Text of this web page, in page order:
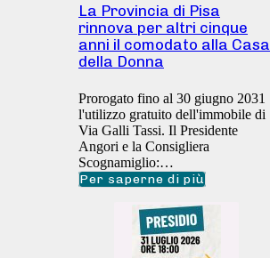
La Provincia di Pisa
rinnova per altri cinque
anni il comodato alla Casa
della Donna
Prorogato fino al 30 giugno 2031
l'utilizzo gratuito dell'immobile di
Via Galli Tassi. Il Presidente
Angori e la Consigliera
Scognamiglio:…
Per saperne di più